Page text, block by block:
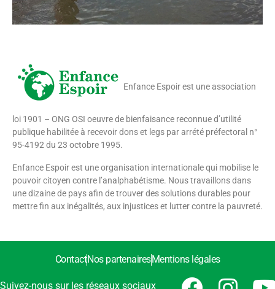
Enfance Espoir est une association
loi 1901 – ONG OSI oeuvre de bienfaisance reconnue d’utilité
publique habilitée à recevoir dons et legs par arrété préfectoral n°
95-4192 du 23 octobre 1995.
Enfance Espoir est une organisation internationale qui mobilise le
pouvoir citoyen contre l’analphabétisme. Nous travaillons dans
une dizaine de pays afin de trouver des solutions durables pour
mettre fin aux inégalités, aux injustices et lutter contre la pauvreté.
ContactNos partenairesMentions légales
Suivez-nous sur les réseaux sociaux